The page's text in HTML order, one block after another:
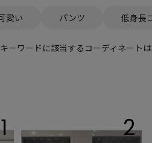
愛い パンツ 低身長
ーワードに該当するコーディネートは
1 2